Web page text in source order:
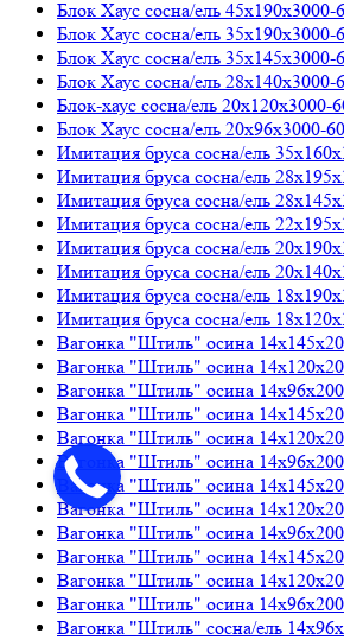
Блок Хаус сосна/ель
Блок Хаус сосна/ель
Блок Хаус сосна/ель
Блок Хаус сосна/ель
Блок-хаус сосна/ель 20х120х3000-
Блок Хаус сосна/ель 20х96х3000-
Имитация бруса сосна/ель
Имитация бруса сосна/ель
Имитация бруса сосна/ель
Имитация бруса сосна/ель
Имитация бруса сосна/ель
Имитация бруса сосна/ель
Имитация бруса сосна/ель
Имитация бруса сосна/ель
Вагонка "Штиль" осина
Вагонка "Штиль" осина
Вагонка "Штиль" осина
Вагонка "Штиль" осина
Вагонка "Штиль" осина
Вагонка "Штиль" осина
Вагонка "Штиль" осина
Вагонка "Штиль" осина
Вагонка "Штиль" осина
Вагонка "Штиль" осина
Вагонка "Штиль" осина
Вагонка "Штиль" осина
Вагонка "Штиль" сосна/ель